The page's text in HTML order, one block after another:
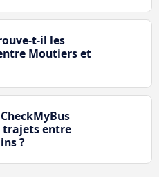
t-il les
Moutiers et
trajets entre
?